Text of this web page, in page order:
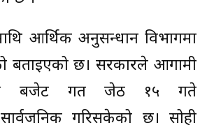
आर्थिक अनुसन्धान विभागमा
छ। सरकारले आगामी
बजेट गत जेठ १५ गते
गरिसकेको छ। सोही